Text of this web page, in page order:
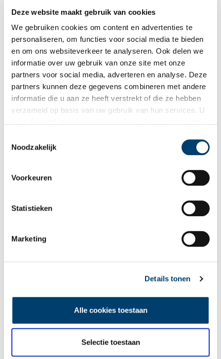
Deze website maakt gebruik van cookies
We gebruiken cookies om content en advertenties te
personaliseren, om functies voor social media te bieden
en om ons websiteverkeer te analyseren. Ook delen we
informatie over uw gebruik van onze site met onze
partners voor social media, adverteren en analyse. Deze
partners kunnen deze gegevens combineren met andere
informatie die u aan ze heeft verstrekt of die ze hebben
verzameld op basis van uw gebruik van hun services. U
Noodzakelijk
Voorkeuren
Statistieken
Marketing
Details tonen
Alle cookies toestaan
Selectie toestaan
E-mail
Vink dit aan als u op de hoogte gehouden wil worden.
Tien verdwenen pretparken